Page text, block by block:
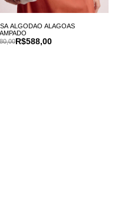
ALGODAO ALAGOAS
R$588,00